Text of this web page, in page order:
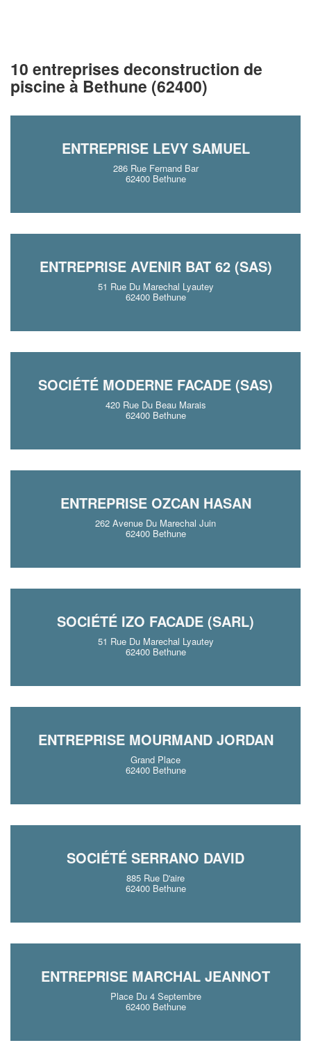
10 entreprises deconstruction de
piscine à Bethune (62400)
ENTREPRISE LEVY SAMUEL
286 Rue Fernand Bar
62400 Bethune
ENTREPRISE AVENIR BAT 62 (SAS)
51 Rue Du Marechal Lyautey
62400 Bethune
SOCIÉTÉ MODERNE FACADE (SAS)
420 Rue Du Beau Marais
62400 Bethune
ENTREPRISE OZCAN HASAN
262 Avenue Du Marechal Juin
62400 Bethune
SOCIÉTÉ IZO FACADE (SARL)
51 Rue Du Marechal Lyautey
62400 Bethune
ENTREPRISE MOURMAND JORDAN
Grand Place
62400 Bethune
SOCIÉTÉ SERRANO DAVID
885 Rue D'aire
62400 Bethune
ENTREPRISE MARCHAL JEANNOT
Place Du 4 Septembre
62400 Bethune